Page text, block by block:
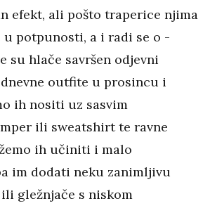
efekt, ali pošto traperice njima
potpunosti, a i radi se o -
su hlače savršen odjevni
outfite u prosincu i
ih nositi uz sasvim
ili sweatshirt te ravne
ih učiniti i malo
im dodati neku zanimljivu
gležnjače s niskom